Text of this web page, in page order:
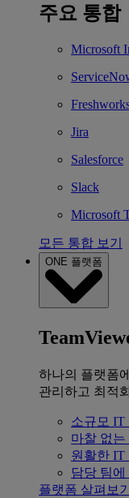
주요 통합
Microsoft
Jira
Salesforce
Slack
Microsoft
모든 통합 보기
ONE 플랫폼
하나의 플랫폼
관리하고 최적
소규모 IT
마찰 없는
원활한 IT
담당 팀에
플랫폼 살펴보기